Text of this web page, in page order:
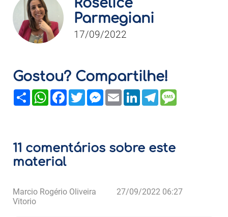
Roselice
Parmegiani
17/09/2022
Gostou? Compartilhe!
ShareWhatsAppFacebook
TwitterMessenger
Email LinkedInTelegram
11 comentários sobre este
material
Marcio Rogério Oliveira
Vitorio
27/09/2022 06:27